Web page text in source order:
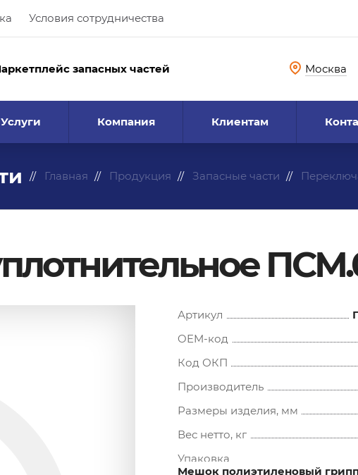
Условия сотрудничества
запасных частей Москва
Услуги Компания Клиентам
Главная Продукция Запасные части
Артикул
OEM-код
Код ОКП
Производитель
Размеры изделия, мм
Вес нетто, кг
Упаковка
Мешок полиэтиленовый